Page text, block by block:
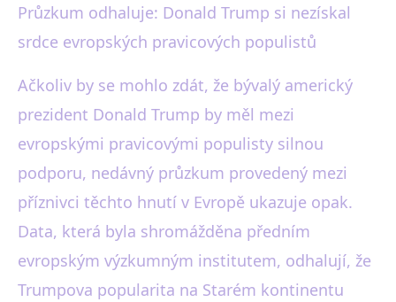
black-white.cz
Průzkum: Trump Neoblíbil se
Evropským Pravicovým
Populistům
Průzkum odhaluje: Donald Trump si nezískal
srdce evropských pravicových populistů
Ačkoliv by se mohlo zdát, že bývalý americký
prezident Donald Trump by měl mezi
evropskými pravicovými populisty silnou
podporu, nedávný průzkum provedený mezi
příznivci těchto hnutí v Evropě ukazuje opak.
Data, která byla shromážděna předním
evropským výzkumným institutem, odhalují, že
Trumpova popularita na Starém kontinentu